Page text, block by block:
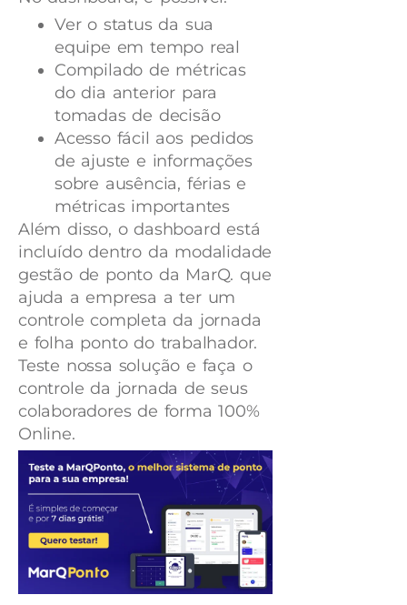
Ver o status da sua
equipe em tempo real
Compilado de métricas
do dia anterior para
tomadas de decisão
Acesso fácil aos pedidos
de ajuste e informações
sobre ausência, férias e
métricas importantes
Além disso, o dashboard está
incluído dentro da modalidade
gestão de ponto da MarQ. que
ajuda a empresa a ter um
controle completa da jornada
e folha ponto do trabalhador.
Teste nossa solução e faça o
controle da jornada de seus
colaboradores de forma 100%
Online.